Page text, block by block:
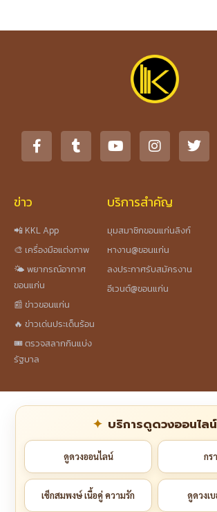
ข่าว
📲 KKL App
🎨 เครื่องมือแต่งภาพ
🌤️ พยากรณ์อากาศ
ขอนแก่น
📰 ข่าวขอนแก่น
🔥 ข่าวเด่นประเด็นร้อน
🎟️ ตรวจสลากกินแบ่ง
รัฐบาล
บริการสำคัญ
มุมสมาชิกขอนแก่นลิงก์
หางาน@ขอนแก่น
ลงประกาศรับสมัครงาน
อีเวนต์@ขอนแก่น
บริการดูดวงออนไลน์
ดูดวงออนไลน์ กร
เช็กสมพงษ์ เนื้อคู่ ความรัก ดูดวงเ